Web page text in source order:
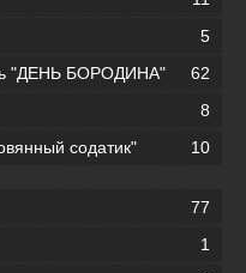
5
"ДЕНЬ БОРОДИНА"
62
8
содатик"
10
77
1